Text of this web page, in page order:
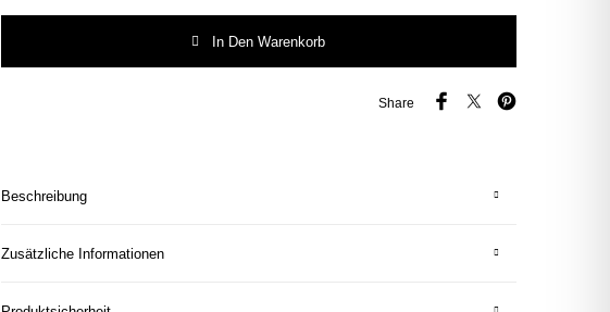
In Den Warenkorb
Share
Beschreibung
Zusätzliche Informationen